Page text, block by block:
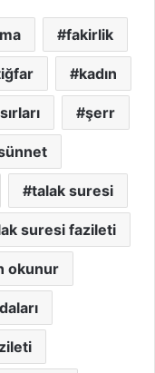
fakirlik
kadın
şerr
talak suresi
suresi fazileti
okunur